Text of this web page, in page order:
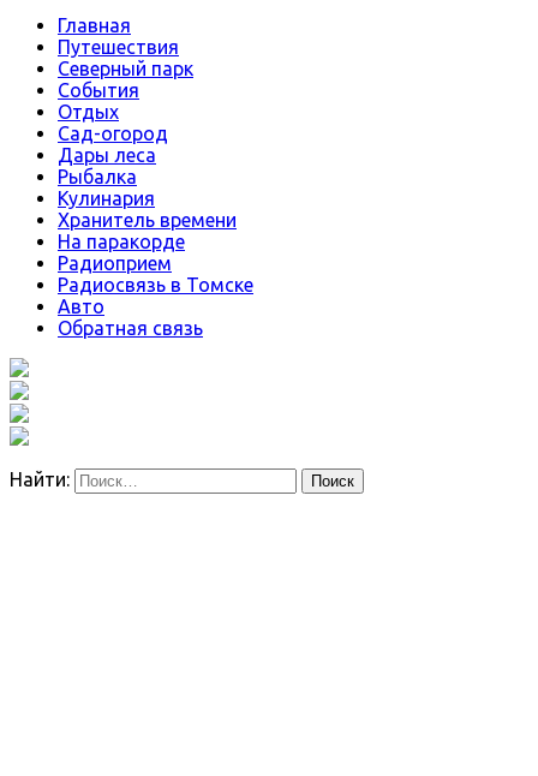
Главная
Путешествия
Северный парк
События
Отдых
Сад-огород
Дары леса
Рыбалка
Кулинария
Хранитель времени
На паракорде
Радиоприем
Радиосвязь в Томске
Авто
Обратная связь
Найти: